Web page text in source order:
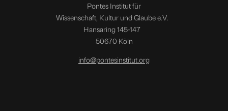
Pontes Institut für
Wissenschaft, Kultur und Glaube e.V.
Hansaring 145-147
50670 Köln
info@pontesinstitut.org